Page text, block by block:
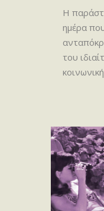
Η
ημέρα
του